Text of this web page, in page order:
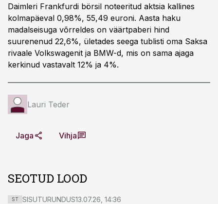
Daimleri Frankfurdi börsil noteeritud aktsia kallines
kolmapäeval 0,98%, 55,49 euroni. Aasta haku
madalseisuga võrreldes on väärtpaberi hind
suurenenud 22,6%, ületades seega tublisti oma Saksa
rivaale Volkswagenit ja BMW-d, mis on sama ajaga
kerkinud vastavalt 12% ja 4%.
Lauri Teder
Jaga Vihja
SEOTUD LOOD
ST SISUTURUNDUS13.07.26, 14:36